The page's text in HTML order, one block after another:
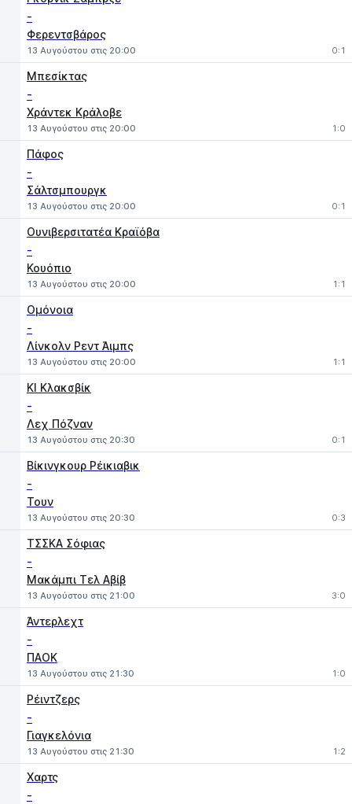
-
Φερεντσβάρος
13 Αυγούστου στις 20:00 0:1
Μπεσίκτας
-
Χράντεκ Κράλοβε
13 Αυγούστου στις 20:00 1:0
Πάφος
-
Σάλτσμπουργκ
13 Αυγούστου στις 20:00 0:1
Ουνιβερσιτατέα Κραϊόβα
-
Κουόπιο
13 Αυγούστου στις 20:00 1:1
Ομόνοια
-
Λίνκολν Ρεντ Άιμπς
13 Αυγούστου στις 20:00 1:1
ΚΙ Κλακσβίκ
-
Λεχ Πόζναν
13 Αυγούστου στις 20:30 0:1
Βίκινγκουρ Ρέικιαβικ
-
Τουν
13 Αυγούστου στις 20:30 0:3
ΤΣΣΚΑ Σόφιας
-
Μακάμπι Τελ Αβίβ
13 Αυγούστου στις 21:00 3:0
Άντερλεχτ
-
ΠΑΟΚ
13 Αυγούστου στις 21:30 1:0
Ρέιντζερς
-
Γιαγκελόνια
13 Αυγούστου στις 21:30 1:2
Χαρτς
-